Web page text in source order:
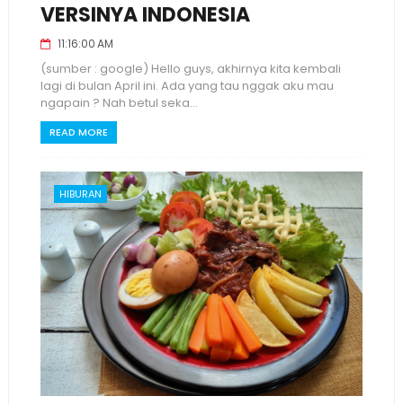
VERSINYA INDONESIA
11:16:00 AM
(sumber : google) Hello guys, akhirnya kita kembali
lagi di bulan April ini. Ada yang tau nggak aku mau
ngapain ? Nah betul seka...
READ MORE
HIBURAN